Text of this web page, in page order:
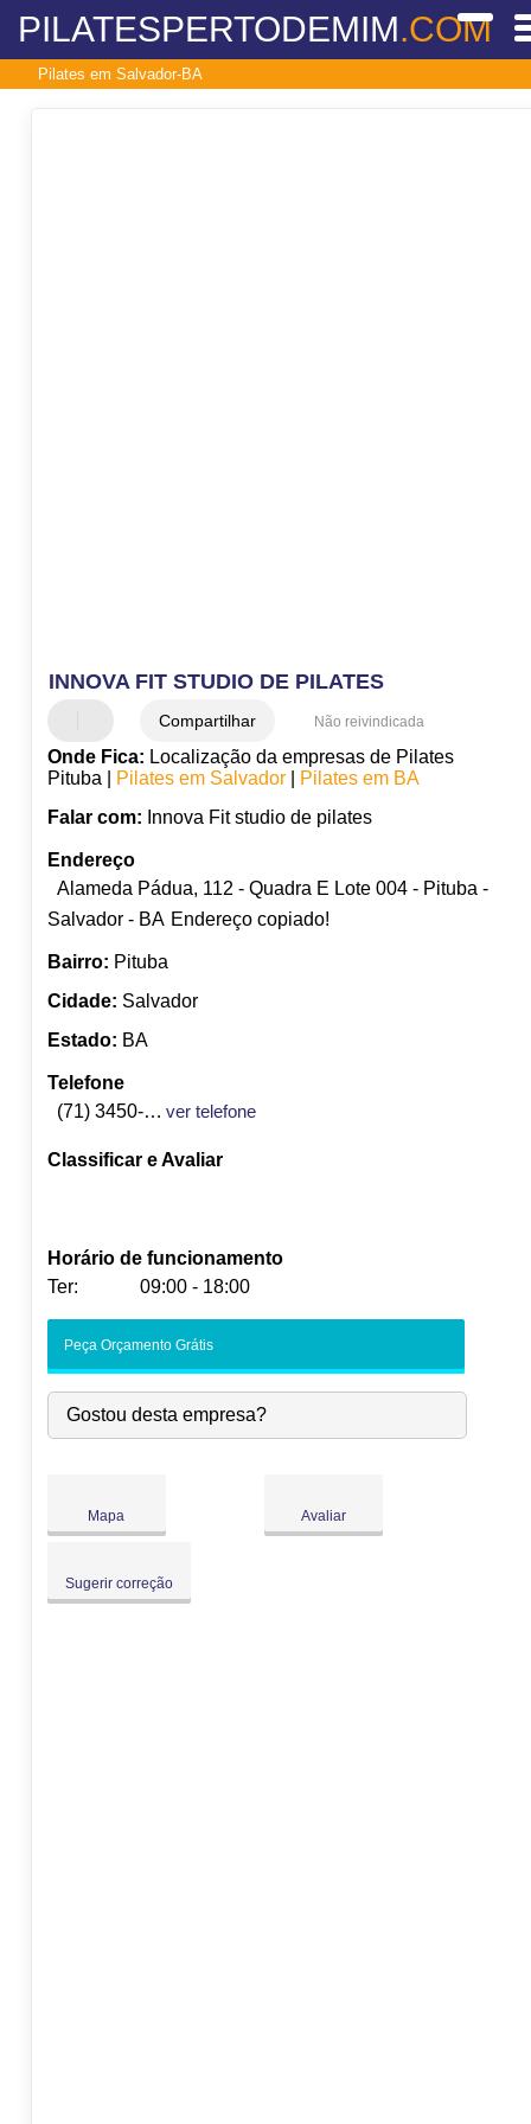
PILATESPERTODEMIM.COM
Pilates em Salvador-BA
INNOVA FIT STUDIO DE PILATES
Compartilhar Não reivindicada
Onde Fica: Localização da empresas de Pilates
Pituba |
Pilates em Salvador|
Pilates em BA
Falar com: Innova Fit studio de pilates
Endereço
Alameda Pádua, 112 - Quadra E Lote 004 - Pituba -
Salvador - BA Endereço copiado!
Bairro: Pituba
Cidade: Salvador
Estado: BA
Telefone
(71) 3450-2838
ver telefone
Classificar e Avaliar
Horário de funcionamento
Ter:
09:00 - 18:00
-
Qua:
09:00-18:00
Qui:
09:00-18:00
Peça Orçamento Grátis
Gostou desta empresa?
Mapa Avaliar
Sugerir correção